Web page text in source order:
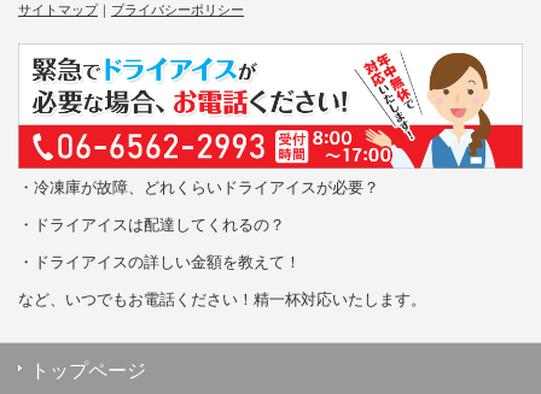
サイトマップ｜ プライバシーポリシー
・冷凍庫が故障、どれくらいドライアイスが必要？
・ドライアイスは配達してくれるの？
・ドライアイスの詳しい金額を教えて！
など、いつでもお電話ください！精一杯対応いたします。
トップページ